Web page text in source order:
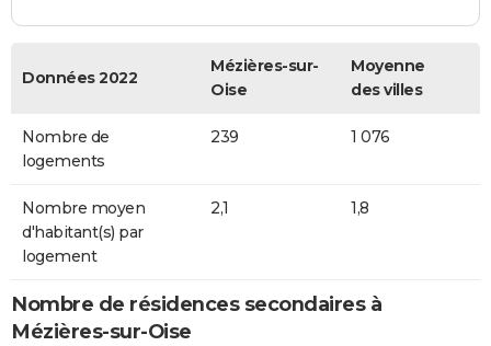
Données 2022
Mézières-sur-
Oise
Moyenne
des villes
Nombre de
logements
239 1 076
Nombre moyen
d'habitant(s) par
logement
2,1 1,8
Nombre de résidences secondaires à
Mézières-sur-Oise